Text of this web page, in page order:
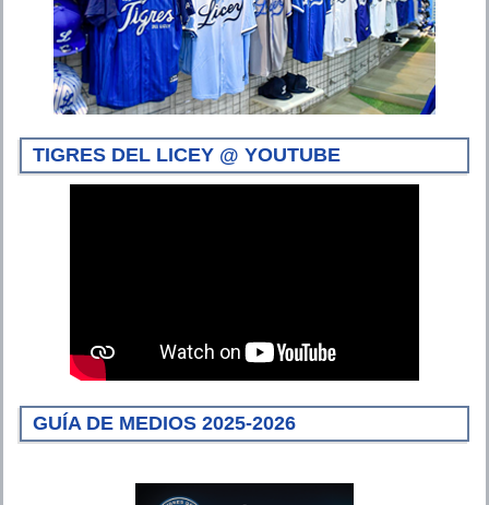
TIGRES DEL LICEY @ YOUTUBE
GUÍA DE MEDIOS 2025-2026